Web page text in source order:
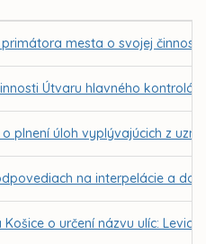
mesta o svojej činnosti
Útvaru hlavného
plnení úloh vyplývajúcich z
na interpelácie a
Košice o určení názvu ulíc: